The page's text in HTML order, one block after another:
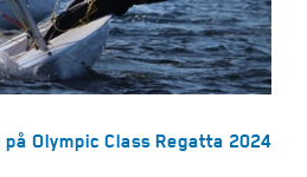
Olympic Class Regatta 2024